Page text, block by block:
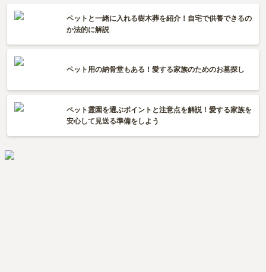
ペットと一緒に入れる樹木葬を紹介！自宅で供養できるの
か法的に解説
ペット用の納骨堂もある！愛する家族のためのお墓探し
ペット霊園を選ぶポイントと注意点を解説！愛する家族を
安心して見送る準備をしよう